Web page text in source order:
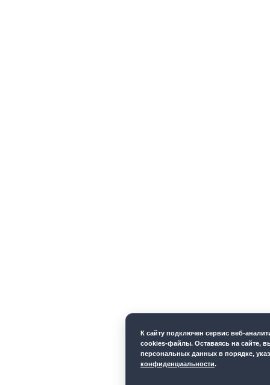
К cайту подключен сервис веб-
cookies-файлы. Оставаясь на сайте,
персональных данных в порядке,
конфиденциальности.